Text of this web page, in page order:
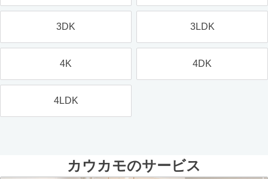
3DK 3LDK
4K 4DK
4LDK
カウカモのサービス